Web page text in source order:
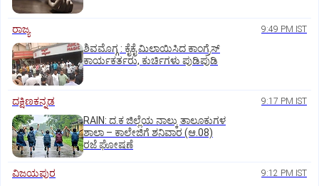
ರಾಜ್ಯ 9:49 PM IST
ಶಿವಮೊಗ್ಗ : ಕೈಕೈ ಮಿಲಾಯಿಸಿದ ಕಾಂಗ್ರೆಸ್
ಕಾರ್ಯಕರ್ತರು, ಕುರ್ಚಿಗಳು ಪುಡಿಪುಡಿ
ದಕ್ಷಿಣಕನ್ನಡ 9:17 PM IST
RAIN: ದ.ಕ ಜಿಲ್ಲೆಯ ನಾಲ್ಕು ತಾಲೂಕುಗಳ
ಶಾಲಾ – ಕಾಲೇಜಿಗೆ ಶನಿವಾರ (ಆ.08)
ರಜೆ ಘೋಷಣೆ
ವಿಜಯಪುರ 9:12 PM IST